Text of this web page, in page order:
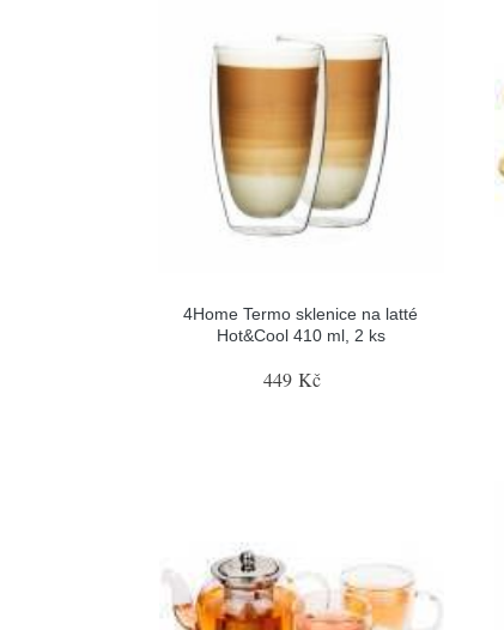
4Home Termo sklenice na latté
Hot&Cool 410 ml, 2 ks
449 Kč